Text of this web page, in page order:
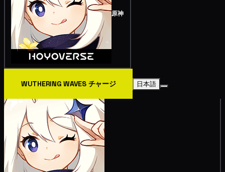
原神
WUTHERING WAVES チャージ 日本語